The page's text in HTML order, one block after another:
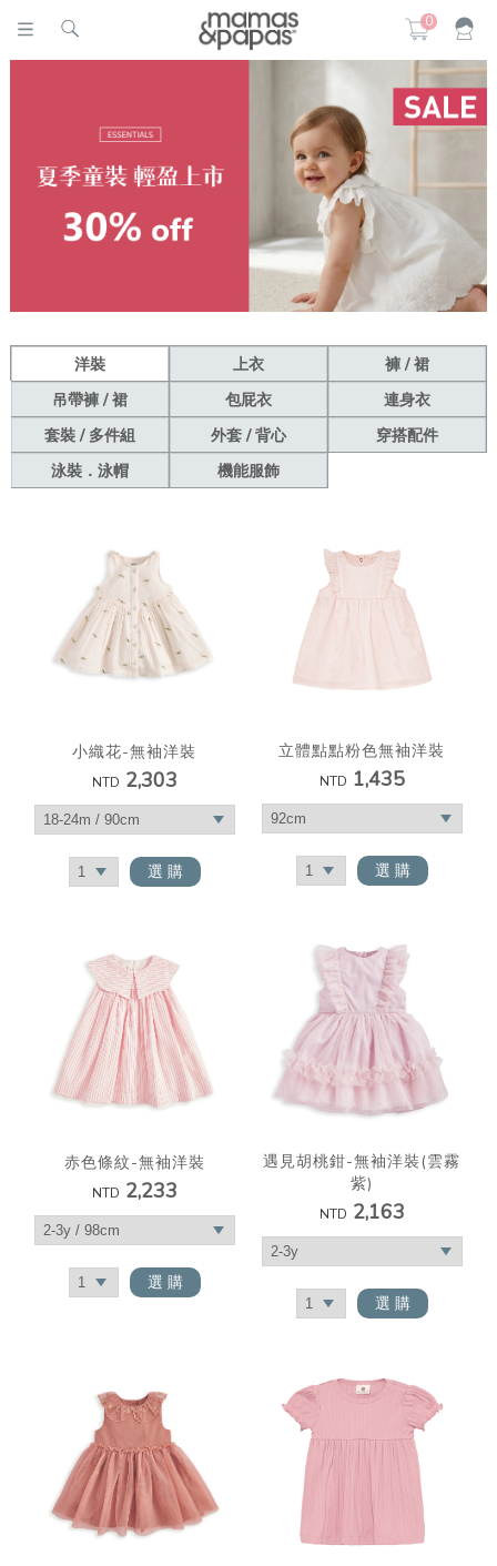
0
洋裝 上衣
褲 / 裙
吊帶褲 / 裙
包屁衣
連身衣
套裝 / 多件組
外套 / 背心
穿搭配件
泳裝．泳帽
機能服飾
小織花-無袖洋裝
NTD 2,303
選 購
立體點點粉色無袖洋裝
NTD 1,435
選 購
赤色條紋-無袖洋裝
NTD 2,233
選 購
遇見胡桃鉗-無袖洋裝(雲霧
紫)
NTD 2,163
選 購